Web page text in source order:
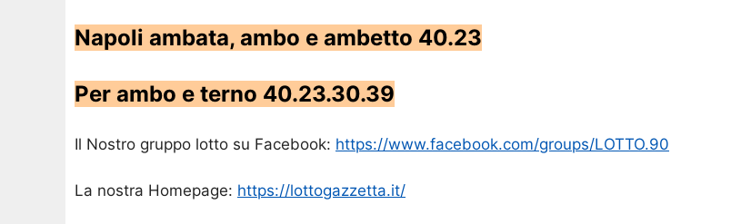
Napoli ambata, ambo e ambetto 40.23
Per ambo e terno 40.23.30.39
Il Nostro gruppo lotto su Facebook: https://www.facebook.com/groups/LOTTO.90
La nostra Homepage: https://lottogazzetta.it/